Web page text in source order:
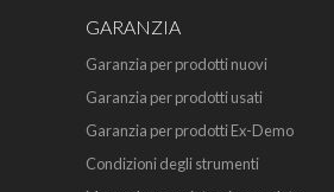
GARANZIA
Garanzia per prodotti nuovi
Garanzia per prodotti usati
Garanzia per prodotti Ex-Demo
Condizioni degli strumenti